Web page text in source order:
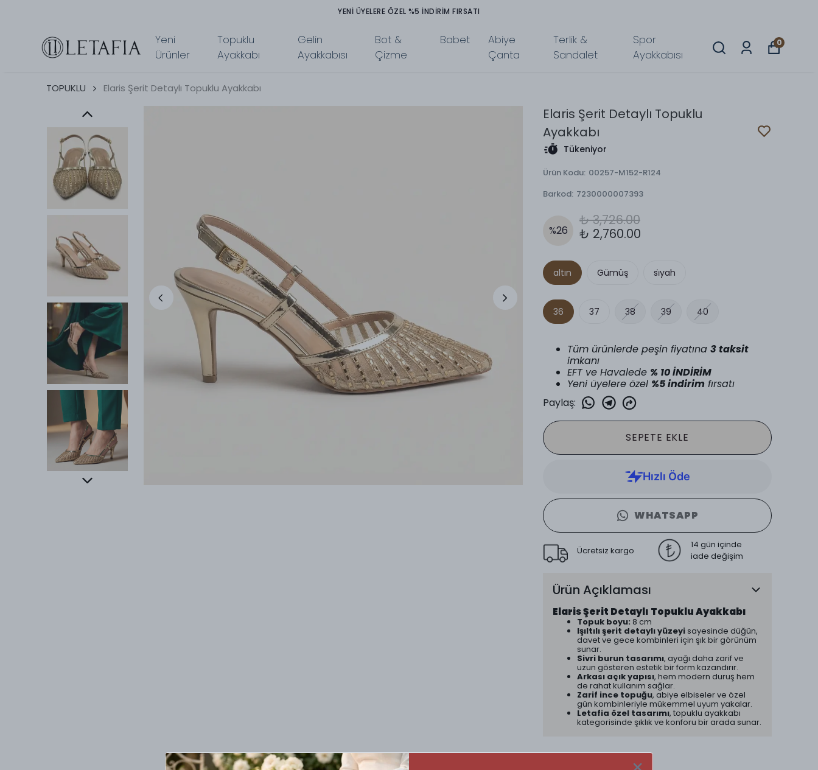
TÜM ÜRÜNLERDE PEŞİN FİYATINA 3 TAKSİT İMKANI
Yeni
Ürünler
Topuklu
Ayakkabı
Gelin
Ayakkabısı
Bot &
Çizme
Babet
Abiye
Çanta
Terlik &
Sandalet
Spor
Ayakkabısı
0
TOPUKLU Elaris Şerit Detaylı Topuklu Ayakkabı
Elaris Şerit Detaylı Topuklu
Ayakkabı
Tükeniyor
Ürün Kodu: 00257-M152-R124
Barkod: 7230000007393
%26
₺ 3,726.00
₺ 2,760.00
altın Gümüş si̇yah
36 37 38 39 40
Tüm ürünlerde peşin fiyatına 3 taksit
imkanı
EFT ve Havalede % 10 İNDİRİM
Yeni üyelere özel %5 indirim fırsatı
Paylaş:
SEPETE EKLE
WHATSAPP
Ücretsiz kargo
14 gün içinde
iade değişim
Ürün Açıklaması
Elaris Şerit Detaylı Topuklu Ayakkabı
Topuk boyu: 8 cm
Işıltılı şerit detaylı yüzeyi sayesinde düğün,
davet ve gece kombinleri için şık bir görünüm
sunar.
Sivri burun tasarımı, ayağı daha zarif ve
uzun gösteren estetik bir form kazandırır.
Arkası açık yapısı, hem modern duruş hem
de rahat kullanım sağlar.
Zarif ince topuğu, abiye elbiseler ve özel
gün kombinleriyle mükemmel uyum yakalar.
Letafia özel tasarımı, topuklu ayakkabı
kategorisinde şıklık ve konforu bir arada sunar.